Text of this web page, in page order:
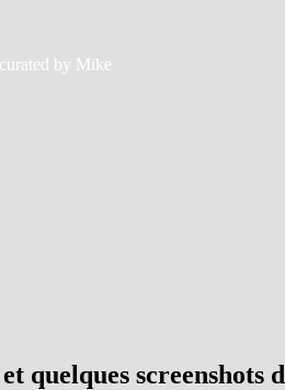
by Mike
quelques screenshots